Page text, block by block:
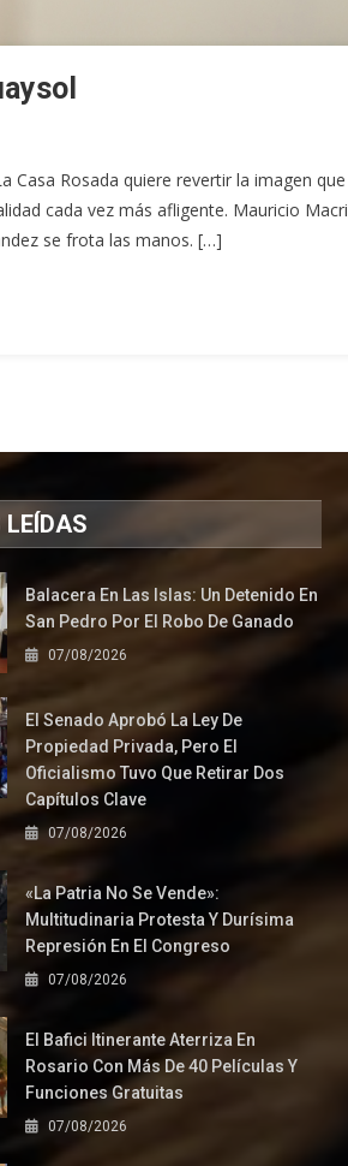
Casa Rosada quiere revertir la imagen que
cada vez más afligente. Mauricio Macri
se frota las manos. […]
Balacera En Las Islas: Un Detenido En
San Pedro Por El Robo De Ganado
07/08/2026
El Senado Aprobó La Ley De
Propiedad Privada, Pero El
Oficialismo Tuvo Que Retirar Dos
Capítulos Clave
07/08/2026
«La Patria No Se Vende»:
Multitudinaria Protesta Y Durísima
Represión En El Congreso
07/08/2026
El Bafici Itinerante Aterriza En
Rosario Con Más De 40 Películas Y
Funciones Gratuitas
07/08/2026